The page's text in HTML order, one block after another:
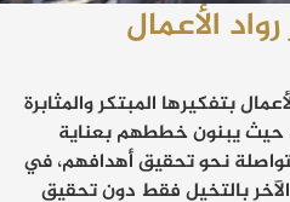
الأعمال
بتفكيرها المبتكر والمثابرة
حيث يبنون خططهم بعناية
نحو تحقيق أهدافهم، في
بالتخيل فقط دون تحقيق